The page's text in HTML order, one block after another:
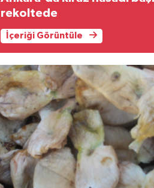
rekoltede
İçeriği Görüntüle